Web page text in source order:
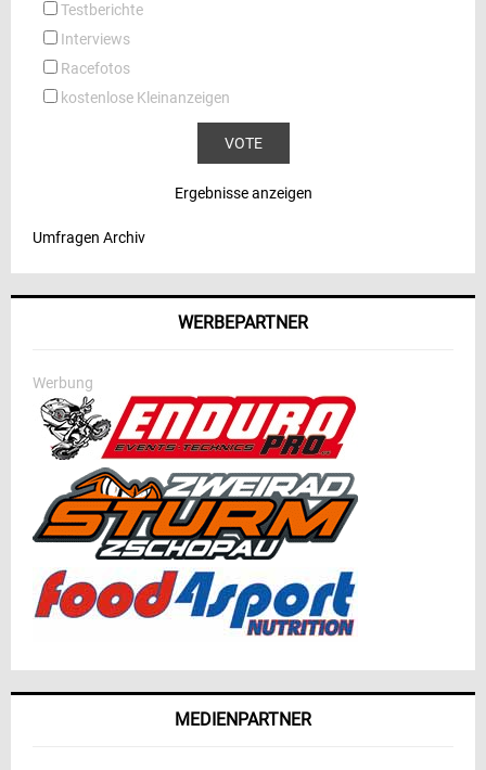
Testberichte
Interviews
Racefotos
kostenlose Kleinanzeigen
Ergebnisse anzeigen
Umfragen Archiv
WERBEPARTNER
Werbung
MEDIENPARTNER